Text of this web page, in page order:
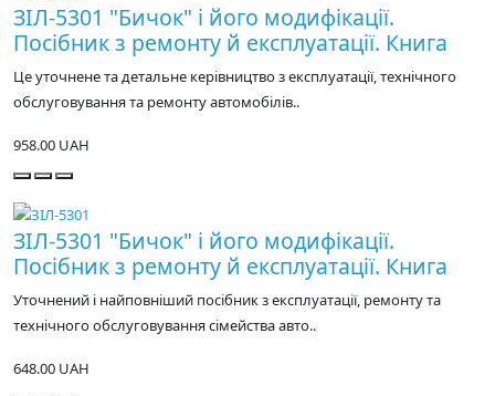
ЗІЛ-5301 "Бичок" і його модифікації.
Посібник з ремонту й експлуатації. Книга
Це уточнене та детальне керівництво з експлуатації, технічного
обслуговування та ремонту автомобілів..
958.00 UAH
ЗІЛ-5301 "Бичок" і його модифікації.
Посібник з ремонту й експлуатації. Книга
Уточнений і найповніший посібник з експлуатації, ремонту та
технічного обслуговування сімейства авто..
648.00 UAH